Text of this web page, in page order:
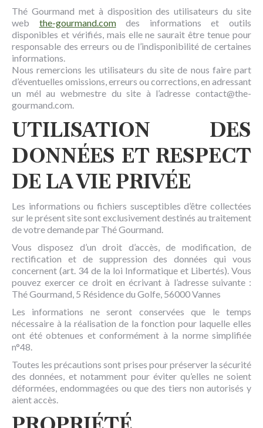
Thé Gourmand met à disposition des utilisateurs du site
web the-gourmand.comdes informations et outils
disponibles et vérifiés, mais elle ne saurait être tenue pour
responsable des erreurs ou de l’indisponibilité de certaines
informations.
Nous remercions les utilisateurs du site de nous faire part
d’éventuelles omissions, erreurs ou corrections, en adressant
un mél au webmestre du site à l’adresse contact@the-
gourmand.com.
UTILISATION DES
DONNÉES ET RESPECT
DE LA VIE PRIVÉE
Les informations ou fichiers susceptibles d’être collectées
sur le présent site sont exclusivement destinés au traitement
de votre demande par Thé Gourmand.
Vous disposez d’un droit d’accès, de modification, de
rectification et de suppression des données qui vous
concernent (art. 34 de la loi Informatique et Libertés). Vous
pouvez exercer ce droit en écrivant à l’adresse suivante :
Thé Gourmand, 5 Résidence du Golfe, 56000 Vannes
Les informations ne seront conservées que le temps
nécessaire à la réalisation de la fonction pour laquelle elles
ont été obtenues et conformément à la norme simplifiée
n°48.
Toutes les précautions sont prises pour préserver la sécurité
des données, et notamment pour éviter qu’elles ne soient
déformées, endommagées ou que des tiers non autorisés y
aient accès.